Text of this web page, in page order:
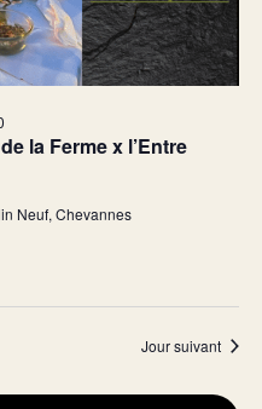
la Ferme x l’Entre
Neuf, Chevannes
Jour suivant